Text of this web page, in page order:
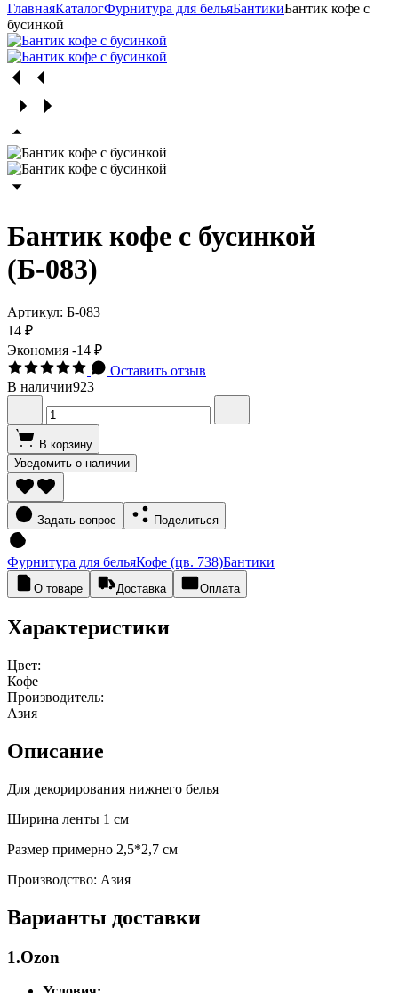
ГлавнаяКаталогФурнитура для бельяБантикиБантик кофе с
бусинкой
Бантик кофе с бусинкой
(Б-083)
Артикул: Б-083
14 ₽
Экономия -14 ₽
Оставить отзыв
В наличии923
В корзину
Уведомить о наличии
Задать вопрос Поделиться
Фурнитура для бельяКофе (цв. 738)Бантики
О товаре Доставка Оплата
Характеристики
Цвет:
Кофе
Производитель:
Азия
Описание
Для декорирования нижнего белья
Ширина ленты 1 см
Размер примерно 2,5*2,7 см
Производство: Азия
Варианты доставки
1.Ozon